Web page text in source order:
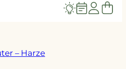
– Harze